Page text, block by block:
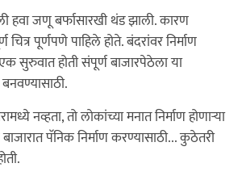
हवा जणू बर्फासारखी थंड झाली. कारण
चित्र पूर्णपणे पाहिले होते. बंदरांवर निर्माण
सुरुवात होती संपूर्ण बाजारपेठेला या
नव्हता, तो लोकांच्या मनात निर्माण होणाऱ्या
पॅनिक निर्माण करण्यासाठी... कुठेतरी